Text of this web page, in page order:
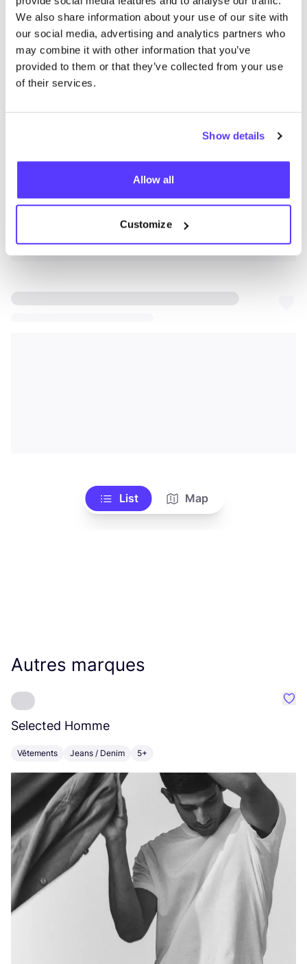
We also share information about your use of our site with
our social media, advertising and analytics partners who
may combine it with other information that you’ve
provided to them or that they’ve collected from your use
of their services.
Show details
Allow all
Customize
List Map
Autres marques
Selected Homme
Vêtements Jeans / Denim 5+